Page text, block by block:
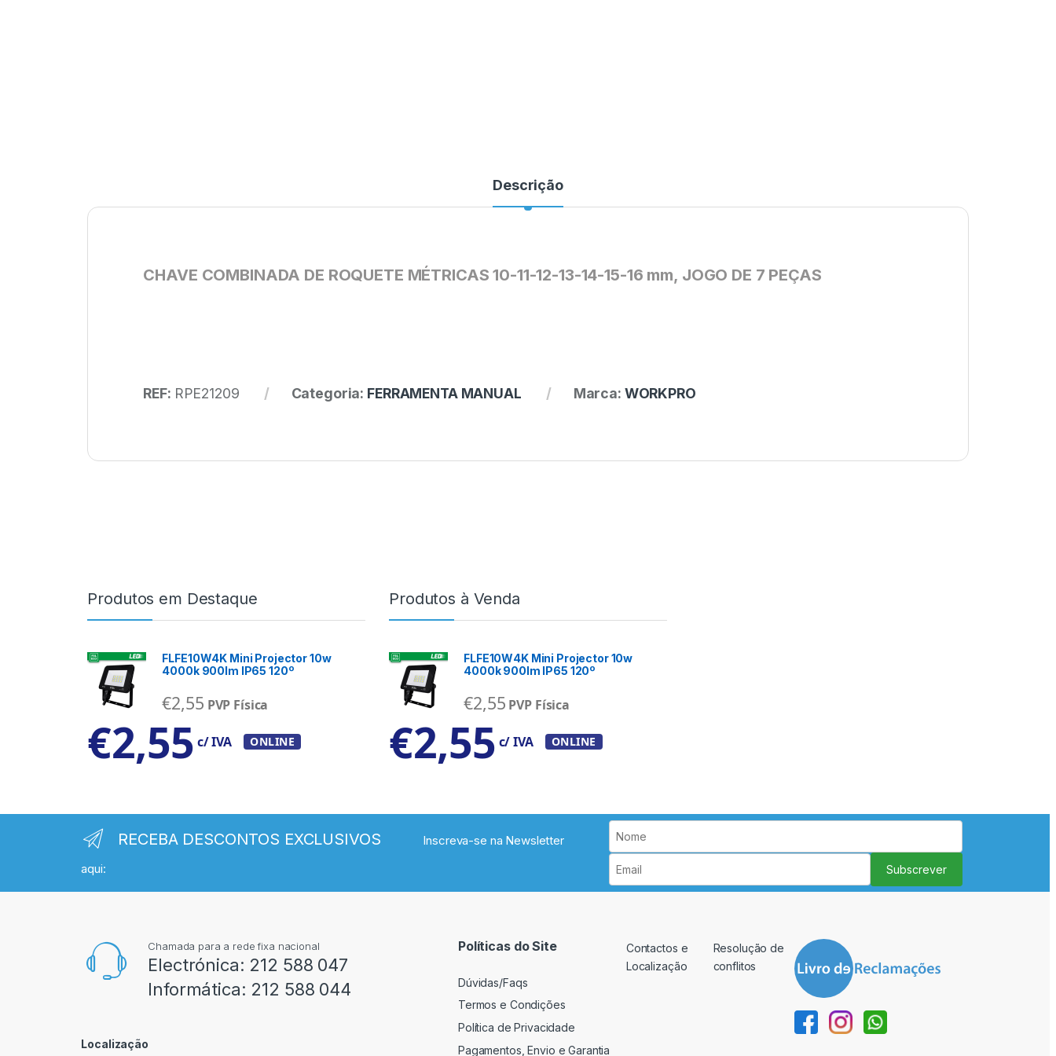
Descrição
CHAVE COMBINADA DE ROQUETE MÉTRICAS 10-11-12-13-14-15-16 mm, JOGO DE 7 PEÇAS
REF: RPE21209 Categoria: FERRAMENTA MANUAL Marca: WORKPRO
Produtos em Destaque
FLFE10W4K Mini Projector 10w
4000k 900lm IP65 120º
€2,55 PVP Física
€2,55 c/ IVA ONLINE
Produtos à Venda
FLFE10W4K Mini Projector 10w
4000k 900lm IP65 120º
€2,55 PVP Física
€2,55 c/ IVA ONLINE
RECEBA DESCONTOS EXCLUSIVOS
Inscreva-se na Newsletter
aqui:
Subscrever
Chamada para a rede fixa nacional
Electrónica: 212 588 047
Informática: 212 588 044
Localização
Políticas do Site
Dúvidas/Faqs
Termos e Condições
Política de Privacidade
Pagamentos, Envio e Garantia
Contactos e
Localização
Resolução de
conflitos